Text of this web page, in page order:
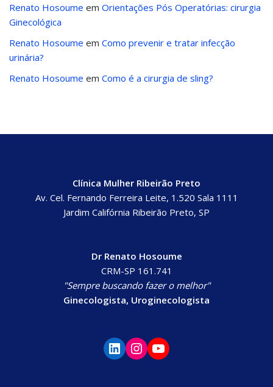
Renato Hosoume em Orientações Pós Operatórias: cirurgia
Ginecológica
Renato Hosoume em Como prevenir e tratar infecção
urinária?
Renato Hosoume em Como é a cirurgia de sling?
Clínica Mulher Ribeirão Preto
Av. Cel. Fernando Ferreira Leite, 1.520 Sala 1111
Jardim Califórnia Ribeirão Preto, SP
Dr Renato Hosoume
CRM-SP 161.741
"Sempre buscando fazer o melhor"
Ginecologista, Uroginecologista